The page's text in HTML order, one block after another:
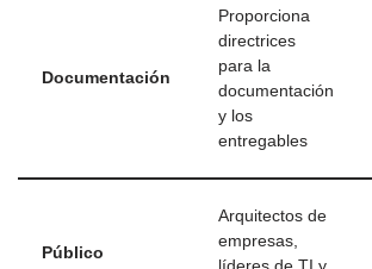
Documentación
Proporciona
directrices
para la
documentación
y los
entregables
Público
Arquitectos de
empresas,